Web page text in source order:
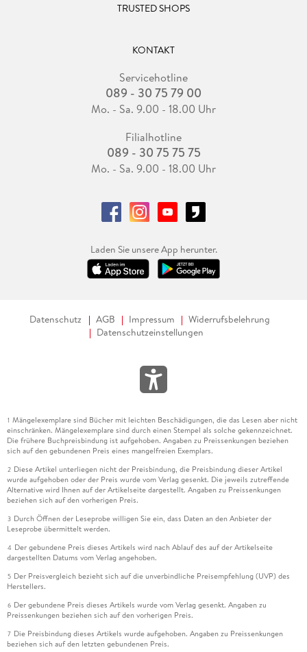
TRUSTED SHOPS
KONTAKT
Servicehotline
089 - 30 75 79 00
Mo. - Sa. 9.00 - 18.00 Uhr
Filialhotline
089 - 30 75 75 75
Mo. - Sa. 9.00 - 18.00 Uhr
Laden Sie unsere App herunter.
Datenschutz AGB Impressum
Widerrufsbelehrung
Datenschutzeinstellungen
1 Mängelexemplare sind Bücher mit leichten Beschädigungen, die das Lesen aber nicht
einschränken. Mängelexemplare sind durch einen Stempel als solche gekennzeichnet.
Die frühere Buchpreisbindung ist aufgehoben. Angaben zu Preissenkungen beziehen
sich auf den gebundenen Preis eines mangelfreien Exemplars.
2 Diese Artikel unterliegen nicht der Preisbindung, die Preisbindung dieser Artikel
wurde aufgehoben oder der Preis wurde vom Verlag gesenkt. Die jeweils zutreffende
Alternative wird Ihnen auf der Artikelseite dargestellt. Angaben zu Preissenkungen
beziehen sich auf den vorherigen Preis.
3 Durch Öffnen der Leseprobe willigen Sie ein, dass Daten an den Anbieter der
Leseprobe übermittelt werden.
4 Der gebundene Preis dieses Artikels wird nach Ablauf des auf der Artikelseite
dargestellten Datums vom Verlag angehoben.
5 Der Preisvergleich bezieht sich auf die unverbindliche Preisempfehlung (UVP) des
Herstellers.
6 Der gebundene Preis dieses Artikels wurde vom Verlag gesenkt. Angaben zu
Preissenkungen beziehen sich auf den vorherigen Preis.
7 Die Preisbindung dieses Artikels wurde aufgehoben. Angaben zu Preissenkungen
beziehen sich auf den letzten gebundenen Preis.